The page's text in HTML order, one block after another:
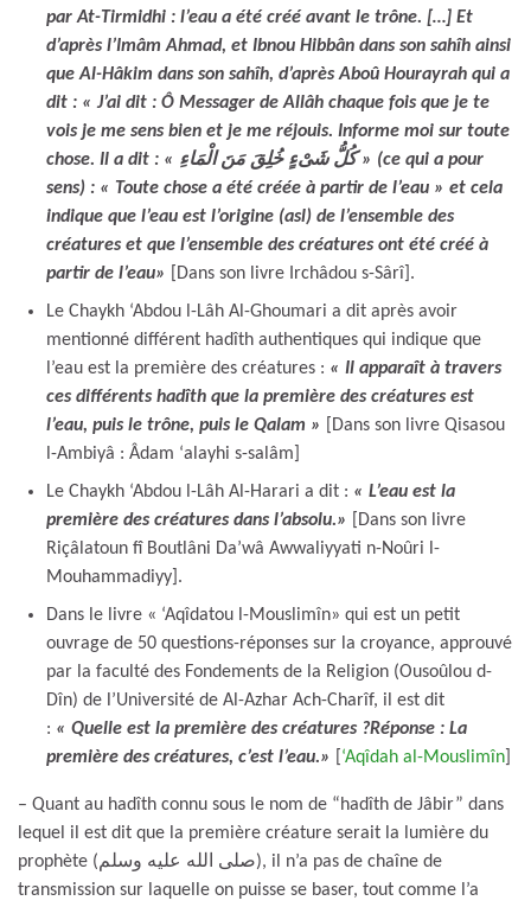
par At-Tirmidhi : l’eau a été créé avant le trône. […] Et
d’après l’Imâm Ahmad, et Ibnou Hibbân dans son sahîh ainsi
que Al-Hâkim dans son sahîh, d’après Aboû Hourayrah qui a
dit : « J’ai dit : Ô Messager de Allâh chaque fois que je te
vois je me sens bien et je me réjouis. Informe moi sur toute
chose. Il a dit : « كُلُّ شَىْءٍ خُلِقَ مَنَ الْمَاءِ » (ce qui a pour
sens) : « Toute chose a été créée à partir de l’eau » et cela
indique que l’eau est l’origine (asl) de l’ensemble des
créatures et que l’ensemble des créatures ont été créé à
partir de l’eau»
[Dans son livre Irchâdou s-Sârî].
Le Chaykh ‘Abdou l-Lâh Al-Ghoumari a dit après avoir
mentionné différent hadîth authentiques qui indique que
l’eau est la première des créatures : « Il apparaît à travers
ces différents hadîth que la première des créatures est
l’eau, puis le trône, puis le Qalam »
[Dans son livre Qisasou
l-Ambiyâ : Âdam ‘alayhi s-salâm]
Le Chaykh ‘Abdou l-Lâh Al-Harari a dit : « L’eau est la
première des créatures dans l’absolu.»
[Dans son livre
Riçâlatoun fî Boutlâni Da’wâ Awwaliyyati n-Noûri l-
Mouhammadiyy].
Dans le livre « ‘Aqîdatou l-Mouslimîn» qui est un petit
ouvrage de 50 questions-réponses sur la croyance, approuvé
par la faculté des Fondements de la Religion (Ousoûlou d-
Dîn) de l’Université de Al-Azhar Ach-Charîf, il est dit
: « Quelle est la première des créatures ?Réponse : La
première des créatures, c’est l’eau.»
‘Aqîdah al-Mouslimîn
– Quant au hadîth connu sous le nom de “hadîth de Jâbir” dans
lequel il est dit que la première créature serait la lumière du
prophète (صلى الله عليه وسلم), il n’a pas de chaîne de
transmission sur laquelle on puisse se baser, tout comme l’a